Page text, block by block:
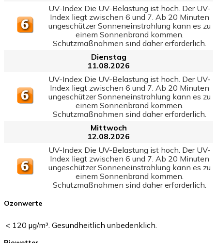
UV-Index Die UV-Belastung ist hoch. Der UV-
Index liegt zwischen 6 und 7. Ab 20 Minuten
ungeschützer Sonneneinstrahlung kann es zu
einem Sonnenbrand kommen.
Schutzmaßnahmen sind daher erforderlich.
Dienstag
11.08.2026
UV-Index Die UV-Belastung ist hoch. Der UV-
Index liegt zwischen 6 und 7. Ab 20 Minuten
ungeschützer Sonneneinstrahlung kann es zu
einem Sonnenbrand kommen.
Schutzmaßnahmen sind daher erforderlich.
Mittwoch
12.08.2026
UV-Index Die UV-Belastung ist hoch. Der UV-
Index liegt zwischen 6 und 7. Ab 20 Minuten
ungeschützer Sonneneinstrahlung kann es zu
einem Sonnenbrand kommen.
Schutzmaßnahmen sind daher erforderlich.
Ozonwerte
< 120 µg/m³. Gesundheitlich unbedenklich.